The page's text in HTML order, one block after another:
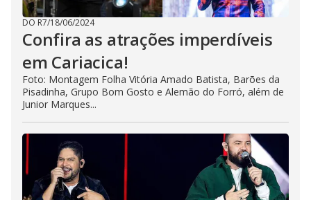
DO R7/18/06/2024
Confira as atrações imperdíveis
em Cariacica!
Foto: Montagem Folha Vitória Amado Batista, Barões da
Pisadinha, Grupo Bom Gosto e Alemão do Forró, além de
Junior Marques...